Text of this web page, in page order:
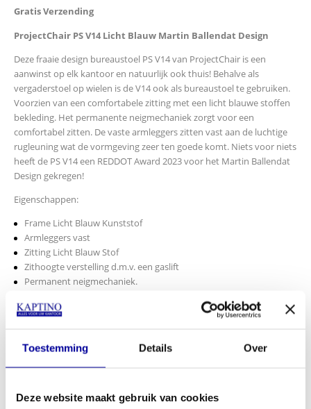
Toestemming Details Over
Deze website maakt gebruik van cookies
Gratis Verzending
ProjectChair PS V14 Licht Blauw Martin Ballendat Design
Deze fraaie design bureaustoel PS V14 van ProjectChair is een
aanwinst op elk kantoor en natuurlijk ook thuis! Behalve als
vergaderstoel op wielen is de V14 ook als bureaustoel te gebruiken.
Voorzien van een comfortabele zitting met een licht blauwe stoffen
bekleding. Het permanente neigmechaniek zorgt voor een
comfortabel zitten. De vaste armleggers zitten vast aan de luchtige
rugleuning wat de vormgeving zeer ten goede komt. Niets voor niets
heeft de PS V14 een REDDOT Award 2023 voor het Martin Ballendat
Design gekregen!
Eigenschappen:
Frame Licht Blauw Kunststof
Armleggers vast
Zitting Licht Blauw Stof
Zithoogte verstelling d.m.v. een gaslift
Permanent neigmechaniek.
Ontwerper
Zitting afmeting: 50 x 46,5 cm BxD